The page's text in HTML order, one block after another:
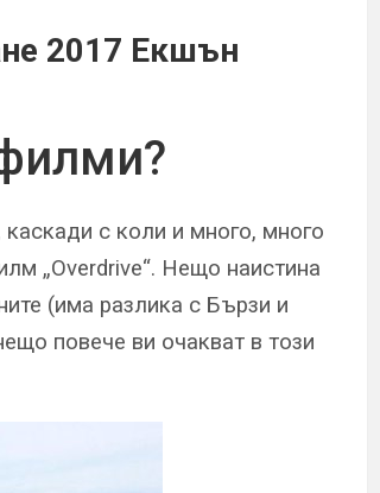
2017 Екшън
с коли и много, много
„Overdrive“. Нещо наистина
(има разлика с Бързи и
повече ви очакват в този